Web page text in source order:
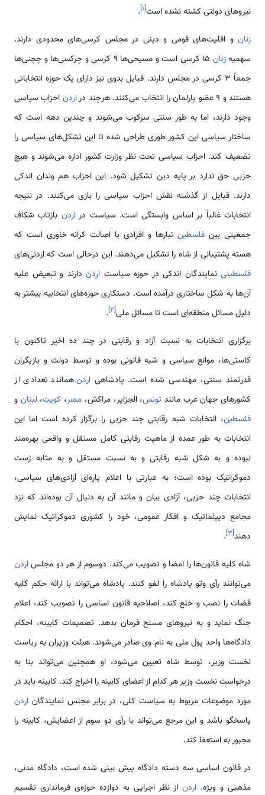
نیروهای دولتی کشته نشده است[۱]
.
زنان و اقلیت‌های قومی‌ و دینی در مجلس کرسی‌های محدودی دارند.
سهمیهزنان
15 کرسی است و مسیحی‌ها 9 کرسی و چرکسی‌ها و چچنی‌ها
جمعاً 3 کرسی در مجلس دارند. قبایل بدوی نیز دارای یک حوزه انتخاباتی
هستند و 9 عضو پارلمان را انتخاب می‌کنند. هرچند در
اردن احزاب سیاسی
وجود دارند، اما به طور سنتی سرکوب می‌شوند و چندین دهه است که
ساختار سیاسی این کشور طوری طراحی شده تا این تشکل‌های سیاسی را
تضعیف کند. احزاب سیاسی تحت نظر وزارت کشور اداره می‌شوند و هیچ
حزبی حق ندارد بر پایه دین تشکیل شود. این احزاب هم وندان اندکی
دارند. قبایل از گذشته نقش احزاب سیاسی را بازی می‌کنند. در نتیجه
انتخابات غالباً بر اساس وابستگی است. سیاست دراردن بازتاب شکاف
جمعیتی بین فلسطینتبارها و افرادی با اصالت کرانه خاوری است که
هسته پشتیبانی از شاه را تشکیل می‌دهند. این درحالی است که اردنی‌های
فلسطینی نمایندگان اندکی در حوزه سیاست اردن دارند و تبعیض علیه
آن‌ها به شکل ساختاری درآمده است. دستکاری حوزه‌های انتخابیه بیشتر به
دلیل مسائل منطقه‌ای است تا مسائل ملی[۲]
.
برگزاری انتخابات به نسبت آزاد و رقابتی در چند ده اخیر تاکنون با
کاستی‌ها، موانع سیاسی و شبه قانونی بوده و توسط دولت و بازیگران
قدرتمند سنتی، مهندسی شده است. پادشاهیاردنهمانند تعدادی از
کشورهای جهان عرب مانند تونس، الجزایر، مراکش، مصر، کویت،لبنان و
فلسطین، انتخابات شبه رقابتی چند حزبی را برگزار کرده است اما این
انتخابات به طور عمده از ماهیت رقابتی کامل مستقل و واقعی بهره‌مند
نبوده و به شکل شبه رقابتی و به نسبت مستقل و به مثابه ژست
دموکراتیک بوده است؛ به عبارتی با اعلام پاره‌ای آزادی‌های سیاسی،
انتخابات چند حزبی، آزادی بیان و مانند آن به دنبال آن بوده‌اند که نزد
مجامع دیپلماتیک و افکار عمومی، خود را کشوری دموکراتیک نمایش
دهند[۳]
.
ﺷﺎه ﮐﻠﯿﻪ ﻗﺎﻧون‌ها را اﻣﻀﺎ و ﺗﺼﻮﯾﺐ می‌ﮐﻨﺪ. دوﺳﻮم از ﻫﺮ دو ﻣجلساردن
می‌ﺗﻮاﻧﻨﺪ رأی وﺗﻮ ﭘﺎدﺷﺎه را ﻟﻐﻮ ﮐﻨﻨﺪ. ﭘﺎدﺷﺎه می‌ﺗﻮاﻧﺪ ﺑﺎ اراﺋﻪ ﺣﮑﻢ ﮐﻠﯿﻪ
ﻗﻀﺎت را ﻧﺼﺐ و ﺧﻠﻊ ﮐﻨﺪ، اﺻﻼﺣﯿﻪ ﻗﺎﻧﻮن اﺳﺎﺳﯽ را ﺗﺼﻮﯾﺐ ﮐﻨﺪ، اﻋﻼم
ﺟﻨﮓ ﻧﻤﺎﯾﺪ و ﺑﻪ ﻧﯿﺮوﻫﺎی ﻣﺴﻠﺢ ﻓﺮﻣﺎن ﺑﺪﻫﺪ. ﺗﺼﻤﯿﻤﺎت ﮐﺎﺑﯿﻨﻪ، اﺣﮑﺎم
دادگاه‌ها واﺣﺪ ﭘﻮل ﻣﻠﯽ ﺑﻪ ﻧﺎم وی ﺻﺎدر می‌ﺷﻮﻧﺪ. ﻫﯿئت وزﯾﺮان ﺑﻪ رﯾﺎﺳﺖ
ﻧﺨﺴﺖ وزﯾﺮ، ﺗﻮﺳﻂ ﺷﺎه ﺗﻌﯿﯿﻦ می‌ﺷﻮد، او ﻫﻤﭽﻨﯿﻦ می‌ﺗﻮاﻧﺪ ﺑﻨﺎ ﺑﻪ
درﺧﻮاﺳﺖ ﻧﺨﺴﺖ وزﯾﺮ ﻫﺮ ﮐﺪام از اﻋﻀﺎی ﮐﺎﺑﯿﻨﻪ را اﺧﺮاج ﮐﻨﺪ. ﮐﺎﺑﯿﻨﻪ ﺑﺎﯾﺪ در
ﻣﻮرد ﻣﻮﺿﻮﻋﺎت ﻣﺮﺑﻮط ﺑﻪ ﺳﯿﺎﺳﺖ ﮐﻠﯽ، در ﺑﺮاﺑﺮ ﻣﺠﻠﺲ ﻧﻤﺎﯾﻨﺪﮔﺎن اردن
ﭘﺎﺳﺨﮕﻮ ﺑﺎﺷﺪ و این مرجع می‌تواند با رأی دو ﺳﻮم از اﻋﻀﺎﯾﺶ، ﮐﺎﺑﯿنه را
مجبور به استعفا کند.
در ﻗﺎﻧﻮن اﺳﺎﺳﯽ ﺳﻪ دﺳﺘﻪ دادﮔﺎه ﭘﯿﺶ ﺑﯿﻨﯽ ﺷﺪه اﺳﺖ، دادﮔﺎه ﻣﺪﻧﯽ،
ﻣﺬﻫﺒﯽ و وﯾﮋه. اردن از ﻧﻈﺮ اﺟﺮاﯾﯽ ﺑﻪ دوازده ﺣﻮزه‌ی ﻓﺮﻣﺎﻧﺪاری ﺗﻘﺴﯿﻢ